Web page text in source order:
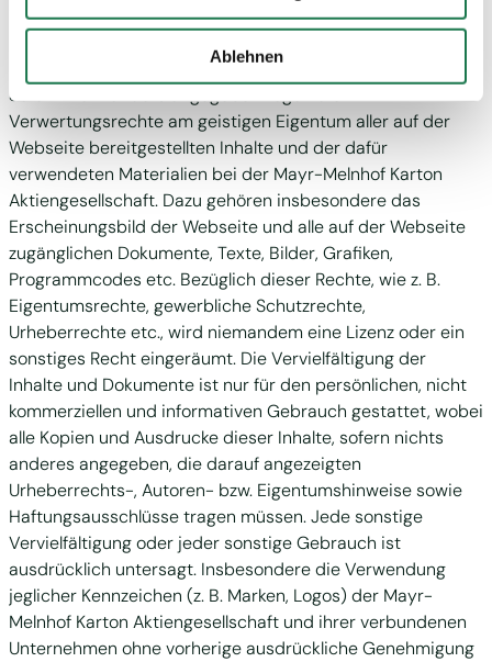
Drittstaaten, in denen die DSGVO nicht gilt, verarbeitet
auch in den USA verarbeitet. Wenn Sie jedoch nicht
zusammen mit "Auswahl bestätigen“ auswählen, findet
die oben beschriebene Übermittlung nicht statt.
Ablehnen
ausdrücklich aus, soweit dies gesetzlich zulässig ist.
Sofern nicht anders angegeben liegen die
Verwertungsrechte am geistigen Eigentum aller auf der
Webseite bereitgestellten Inhalte und der dafür
verwendeten Materialien bei der Mayr-Melnhof Karton
Aktiengesellschaft. Dazu gehören insbesondere das
Erscheinungsbild der Webseite und alle auf der Webseite
zugänglichen Dokumente, Texte, Bilder, Grafiken,
Programmcodes etc. Bezüglich dieser Rechte, wie z. B.
Eigentumsrechte, gewerbliche Schutzrechte,
Urheberrechte etc., wird niemandem eine Lizenz oder ein
sonstiges Recht eingeräumt. Die Vervielfältigung der
Inhalte und Dokumente ist nur für den persönlichen, nicht
kommerziellen und informativen Gebrauch gestattet, wobei
alle Kopien und Ausdrucke dieser Inhalte, sofern nichts
anderes angegeben, die darauf angezeigten
Urheberrechts-, Autoren- bzw. Eigentumshinweise sowie
Haftungsausschlüsse tragen müssen. Jede sonstige
Vervielfältigung oder jeder sonstige Gebrauch ist
ausdrücklich untersagt. Insbesondere die Verwendung
jeglicher Kennzeichen (z. B. Marken, Logos) der Mayr-
Melnhof Karton Aktiengesellschaft und ihrer verbundenen
Unternehmen ohne vorherige ausdrückliche Genehmigung